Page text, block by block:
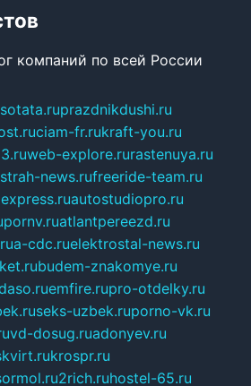
компаний по всей России
prazdnikdushi.ru
ciam-fr.rukraft-you.ru
web-explore.rurastenuya.ru
strah-news.rufreeride-team.ru
autostudiopro.ru
pornv.ruatlantpereezd.ru
a-cdc.ruelektrostal-news.ru
budem-znakomye.ru
emfire.rupro-otdelky.ru
seks-uzbek.ruporno-vk.ru
vd-dosug.ruadonyev.ru
krospr.ru
2rich.ruhostel-65.ru